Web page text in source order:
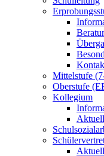
Mittelstufe
Oberstufe
Kollegium